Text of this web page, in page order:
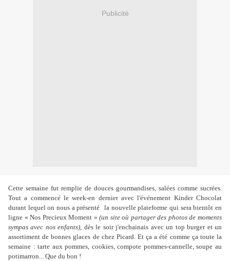
Publicité
Cette semaine fut remplie de douces gourmandises, salées comme sucrées.
Tout a commencé le week-en dernier avec l'événement Kinder Chocolat
durant lequel on nous a présenté la nouvelle plateforme qui sera bientôt en
ligne « Nos Precieux Moment »(un site où partager des photos de moments
sympas avec nos enfants), dès le soir j'enchainais avec un top burger et un
assortiment de bonnes glaces de chez Picard. Et ça a été comme ça toute la
semaine : tarte aux pommes, cookies, compote pommes-cannelle, soupe au
potimarron... Que du bon !